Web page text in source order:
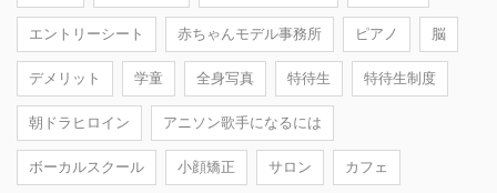
エントリーシート 赤ちゃんモデル事務所 ピアノ 脳
デメリット 学童 全身写真 特待生 特待生制度
朝ドラヒロイン アニソン歌手になるには
ボーカルスクール 小顔矯正 サロン カフェ